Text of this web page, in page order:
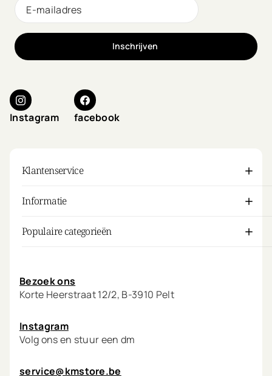
Inschrijven
Instagram facebook
Klantenservice
Informatie
Populaire categorieën
Bezoek ons
Korte Heerstraat 12/2, B-3910 Pelt
Instagram
Volg ons en stuur een dm
service@kmstore.be